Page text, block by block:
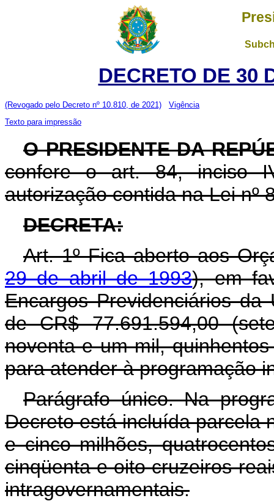
DECRETO DE 30
(Revogado pelo Decreto nº 10.810, de 2021)
Vigência
Texto para impressão
O PRESIDENTE DA
confere o art. 84, inciso
autorização contida na Lei nº
DECRETA:
Art. 1º Fica aberto aos
29 de abril de 1993), em
Encargos Previdenciários
de CR$ 77.691.594,00
noventa e um mil,
para atender à programação
Parágrafo único. Na
Decreto está incluída parcela
e cinco milhões,
cinqüenta e oito cruzeiros
intragovernamentais.